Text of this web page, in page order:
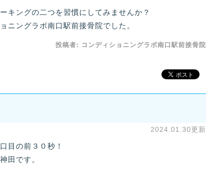
キングの二つを習慣にしてみませんか？
ニングラボ南口駅前接骨院でした。
投稿者: コンディショニングラボ南口駅前接骨院
2024.01.30更新
目の前３０秒！
田です。